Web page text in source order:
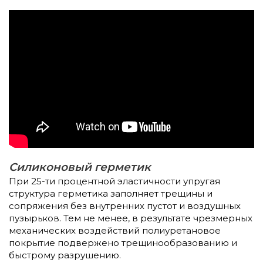
Силиконовый герметик
При 25-ти процентной эластичности упругая
структура герметика заполняет трещины и
сопряжения без внутренних пустот и воздушных
пузырьков. Тем не менее, в результате чрезмерных
механических воздействий полиуретановое
покрытие подвержено трещинообразованию и
быстрому разрушению.